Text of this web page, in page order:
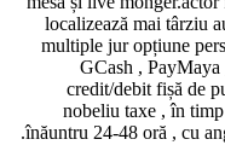
localizează mai târziu
multiple jur opțiune
GCash ,
credit/debit fișă de
nobeliu taxe , în
înăuntru 24-48 oră , cu